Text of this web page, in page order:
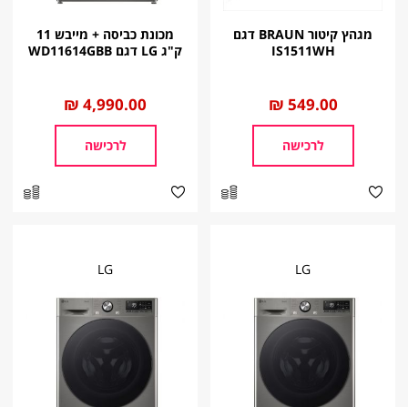
מגהץ קיטור BRAUN דגם
IS1511WH
החל
מ
549.00 ₪
לרכישה
מכונת כביסה + מייבש 11
ק"ג LG דגם WD11614GBB
החל
מ
4,990.00 ₪
לרכישה
LG
LG